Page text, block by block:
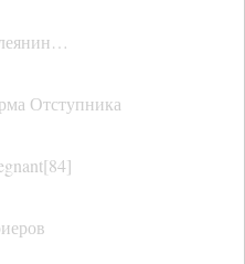
Отступника